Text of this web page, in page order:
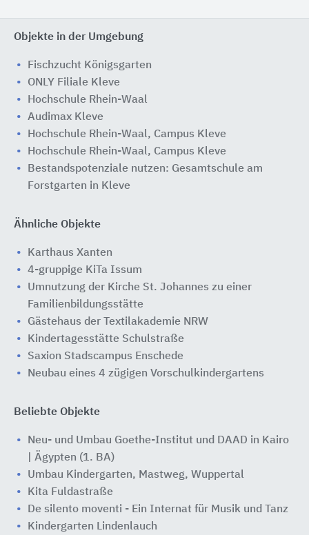
Objekte in der Umgebung
Fischzucht Königsgarten
ONLY Filiale Kleve
Hochschule Rhein-Waal
Audimax Kleve
Hochschule Rhein-Waal, Campus Kleve
Hochschule Rhein-Waal, Campus Kleve
Bestandspotenziale nutzen: Gesamtschule am
Forstgarten in Kleve
Ähnliche Objekte
Karthaus Xanten
4-gruppige KiTa Issum
Umnutzung der Kirche St. Johannes zu einer
Familienbildungsstätte
Gästehaus der Textilakademie NRW
Kindertagesstätte Schulstraße
Saxion Stadscampus Enschede
Neubau eines 4 zügigen Vorschulkindergartens
Beliebte Objekte
Neu- und Umbau Goethe-Institut und DAAD in Kairo
| Ägypten (1. BA)
Umbau Kindergarten, Mastweg, Wuppertal
Kita Fuldastraße
De silento moventi - Ein Internat für Musik und Tanz
Kindergarten Lindenlauch